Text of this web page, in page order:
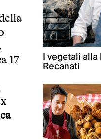
17
I vegetali
Recanati